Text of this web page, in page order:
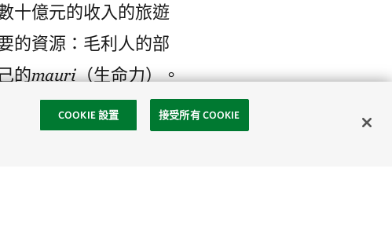
十億元的收入的旅遊
的資源：毛利人的部
的mauri（生命力）。
不斷增長下，排出的
泊都不再適合游泳。
COOKIE 設置 接受所有 COOKIE